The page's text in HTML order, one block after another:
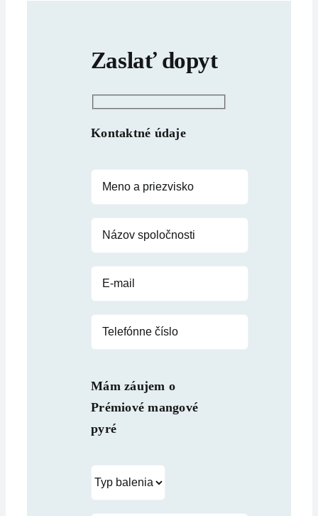
Zaslať dopyt
Kontaktné údaje
Mám záujem o
Prémiové mangové
pyré